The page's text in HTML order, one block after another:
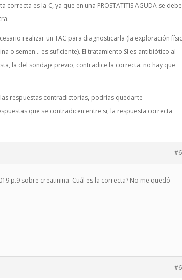
es la C, ya que en una PROSTATITIS AGUDA se debe
realizar un TAC para diagnosticarla (la exploración
o semen… es suficiente). El tratamiento SI es antibiótico al
la del sondaje previo, contradice la correcta: no hay que
respuestas contradictorias, podrías quedarte
que se contradicen entre si, la respuesta correcta
p.9 sobre creatinina. Cuál es la correcta? No me quedó